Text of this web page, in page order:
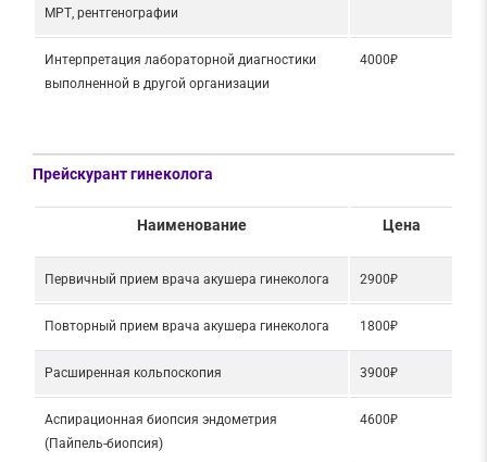
МРТ, рентгенографии
Интерпретация лабораторной диагностики
выполненной в другой организации
4000₽
Прейскурант гинеколога
Наименование Цена
Первичный прием врача акушера гинеколога 2900₽
Повторный прием врача акушера гинеколога 1800₽
Расширенная кольпоскопия 3900₽
Аспирационная биопсия эндометрия
(Пайпель-биопсия)
4600₽